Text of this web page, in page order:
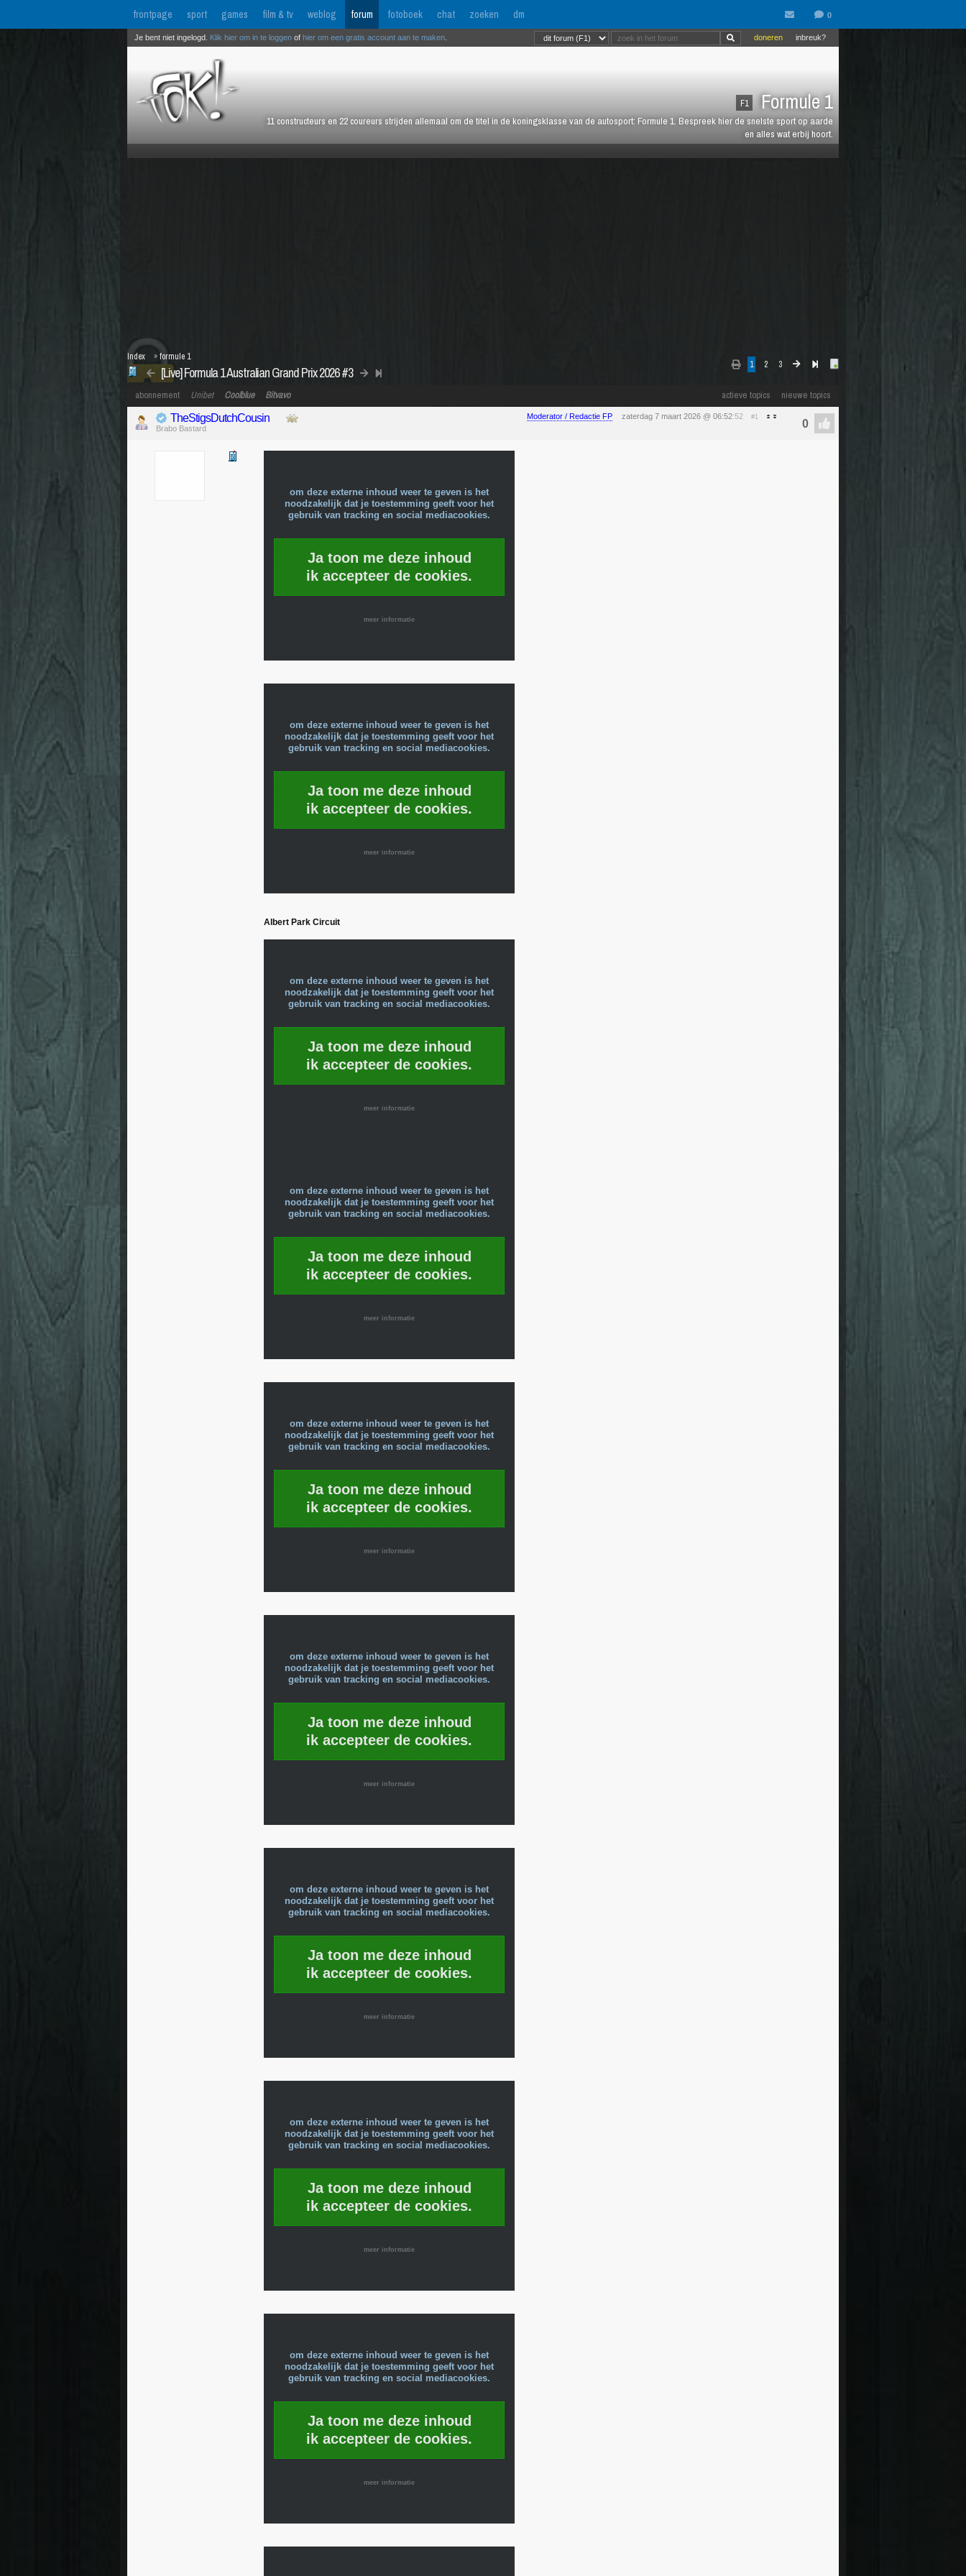
frontpage sport games film & tv weblog forum fotoboek chat zoeken dm
F1 Formule 1
11 constructeurs en 22 coureurs strijden allemaal om de titel in de koningsklasse van de autosport: Formule 1. Bespreek hier de snelste sport op aarde
en alles wat erbij hoort.
inbreuk?
doneren
Je bent niet ingelogd. Klik hier om in te loggen of hier om een gratis account aan te maken
1 2 3
[Live] Formula 1 Australian Grand Prix 2026 #3
Index »formule 1
actieve topics nieuwe topics
abonnement Unibet Coolblue Bitvavo
Moderator / Redactie FP zaterdag 7 maart 2026 @ 06:52:52 #1
TheStigsDutchCousin
Brabo Bastard
om deze externe inhoud weer te geven is het
noodzakelijk dat je toestemming geeft voor het
gebruik van tracking en social mediacookies.
Ja toon me deze inhoud
ik accepteer de cookies.
meer informatie
om deze externe inhoud weer te geven is het
noodzakelijk dat je toestemming geeft voor het
gebruik van tracking en social mediacookies.
Ja toon me deze inhoud
ik accepteer de cookies.
meer informatie
Albert Park Circuit
om deze externe inhoud weer te geven is het
noodzakelijk dat je toestemming geeft voor het
gebruik van tracking en social mediacookies.
Ja toon me deze inhoud
ik accepteer de cookies.
meer informatie
om deze externe inhoud weer te geven is het
noodzakelijk dat je toestemming geeft voor het
gebruik van tracking en social mediacookies.
Ja toon me deze inhoud
ik accepteer de cookies.
meer informatie
om deze externe inhoud weer te geven is het
noodzakelijk dat je toestemming geeft voor het
gebruik van tracking en social mediacookies.
Ja toon me deze inhoud
ik accepteer de cookies.
meer informatie
om deze externe inhoud weer te geven is het
noodzakelijk dat je toestemming geeft voor het
gebruik van tracking en social mediacookies.
Ja toon me deze inhoud
ik accepteer de cookies.
meer informatie
om deze externe inhoud weer te geven is het
noodzakelijk dat je toestemming geeft voor het
gebruik van tracking en social mediacookies.
Ja toon me deze inhoud
ik accepteer de cookies.
meer informatie
om deze externe inhoud weer te geven is het
noodzakelijk dat je toestemming geeft voor het
gebruik van tracking en social mediacookies.
Ja toon me deze inhoud
ik accepteer de cookies.
meer informatie
om deze externe inhoud weer te geven is het
noodzakelijk dat je toestemming geeft voor het
gebruik van tracking en social mediacookies.
Ja toon me deze inhoud
ik accepteer de cookies.
meer informatie